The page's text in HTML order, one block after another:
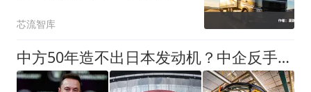
芯流智库
中方50年造不出日本发动机？中企反手突破，马斯克：值得尊重！